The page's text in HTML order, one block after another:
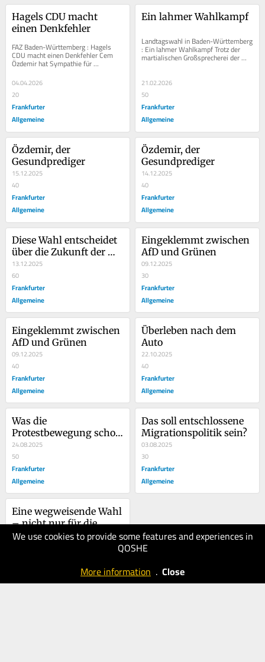
We use cookies to provide some features and experiences in
QOSHE
More information . Close
Hagels CDU macht
einen Denkfehler
FAZ Baden-Württemberg : Hagels
CDU macht einen Denkfehler Cem
Özdemir hat Sympathie für
konservative Haltungen, Manuel
Hagel hat sich im Wahlkampf...
04.04.2026
20
Frankfurter
Allgemeine
Ein lahmer Wahlkampf
Landtagswahl in Baden-Württemberg
: Ein lahmer Wahlkampf Trotz der
martialischen Großsprecherei der
Politiker verläuft der Wahlkampf in...
21.02.2026
50
Frankfurter
Allgemeine
Özdemir, der
Gesundprediger
15.12.2025
40
Frankfurter
Allgemeine
Özdemir, der
Gesundprediger
14.12.2025
40
Frankfurter
Allgemeine
Diese Wahl entscheidet
über die Zukunft der
Grünen
13.12.2025
60
Frankfurter
Allgemeine
Eingeklemmt zwischen
AfD und Grünen
09.12.2025
30
Frankfurter
Allgemeine
Eingeklemmt zwischen
AfD und Grünen
09.12.2025
40
Frankfurter
Allgemeine
Überleben nach dem
Auto
22.10.2025
40
Frankfurter
Allgemeine
Was die
Protestbewegung schon
damals hätte verraten
können
24.08.2025
50
Frankfurter
Allgemeine
Das soll entschlossene
Migrationspolitik sein?
03.08.2025
30
Frankfurter
Allgemeine
Eine wegweisende Wahl
– nicht nur für die
Grünen
25.05.2025